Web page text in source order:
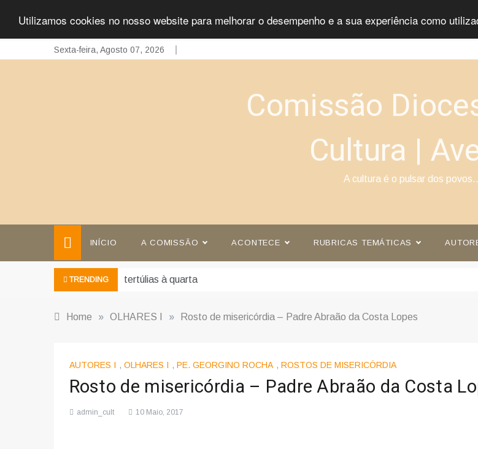
Utilizamos cookies no nosso website para melhorar o desempenho e a sua experiência como
to
Sexta-feira, Agosto 07, 2026
Comissão
Cultura |
A cultura é o pulsar dos
INÍCIO A COMISSÃO ACONTECE RUBRICAS TEMÁTICAS
TRENDING tertúlias à quarta
Home » OLHARES I » Rosto de misericórdia – Padre Abraão da Costa Lopes
AUTORES I , OLHARES I , PE. GEORGINO ROCHA , ROSTOS DE MISERICÓRDIA
Rosto de misericórdia – Padre Abraão da Costa
admin_cult 10 Maio, 2017